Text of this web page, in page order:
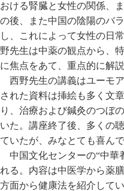
おける腎臓と女性の関係、
の後、また中国の陰陽のバ
し、これによって女性の日
野先生は中薬の観点から、
に焦点をあて、重点的に解説
西野先生の講義はユーモ
された資料は挿絵も多く文
り、治療および鍼灸のつぼ
いた。講座終了後、多くの
ていたが、みなとても喜ん
中国文化センターの“中
れる。内容は中医学から薬
方面から健康法を紹介してい